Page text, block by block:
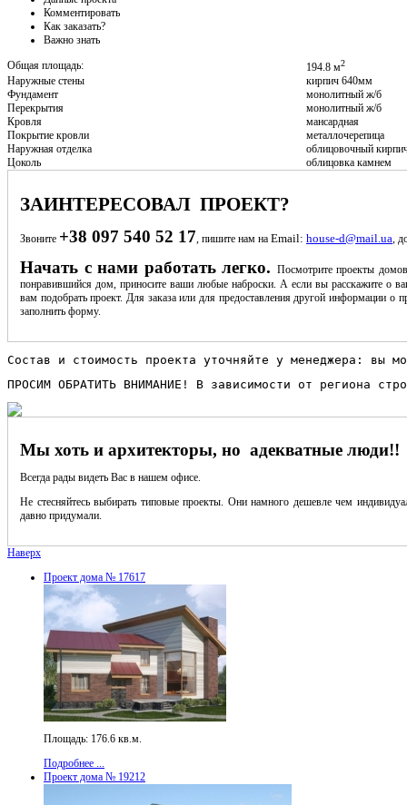
Комментировать
Как заказать?
Важно знать
Общая площадь:
194.8 м2
Наружные стены
кирпич 640мм
Фундамент
монолитный ж/б
Перекрытия
монолитный ж/б
Кровля
мансардная
Покрытие кровли
металлочерепица
Наружная отделка
облицовочный
Цоколь
облицовка камнем
ЗАИНТЕРЕСОВАЛ ПРОЕКТ?
Звоните +38 097 540 52 17 , пишите нам на Email: house-d@mail.ua ,
Начать с нами работать легко. Посмотрите проекты
понравившийся дом, приносите ваши любые наброски. А если вы расскажите о
вам подобрать проект. Для заказа или для предоставления другой информации о
заполнить форму.
Состав и стоимость проекта уточняйте у менеджера:
ПРОСИМ ОБРАТИТЬ ВНИМАНИЕ! В зависимости от региона
Мы хоть и архитекторы, но адекватные люди!!
Всегда рады видеть Вас в нашем офисе.
Не стесняйтесь выбирать типовые проекты. Они намного дешевле чем
давно придумали.
Наверх
Проект дома № 17617
Площадь: 176.6 кв.м.
Подробнее ...
Проект дома № 19212